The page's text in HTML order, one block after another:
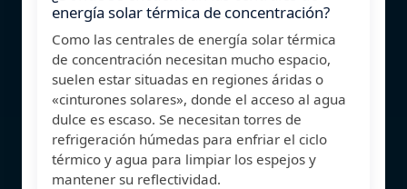
energía solar térmica de concentración?
Como las centrales de energía solar térmica
de concentración necesitan mucho espacio,
suelen estar situadas en regiones áridas o
«cinturones solares», donde el acceso al agua
dulce es escaso. Se necesitan torres de
refrigeración húmedas para enfriar el ciclo
térmico y agua para limpiar los espejos y
mantener su reflectividad.